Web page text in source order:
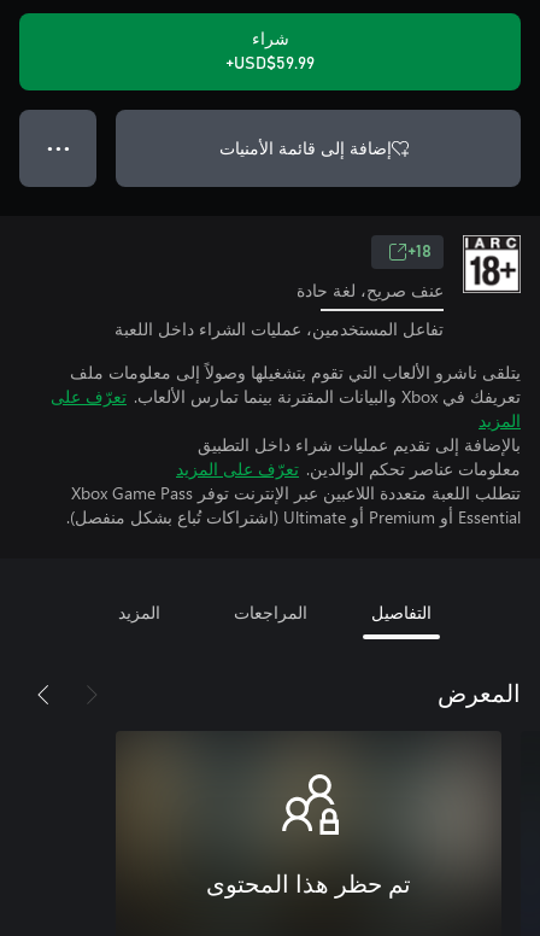
شراء
USD$59.99+
إضافة إلى قائمة الأمنيات ● ● ●
18+
عنف صريح، لغة حادة
تفاعل المستخدمين، عمليات الشراء داخل اللعبة
يتلقى ناشرو الألعاب التي تقوم بتشغيلها وصولاً إلى معلومات ملف
تعريفك في Xbox والبيانات المقترنة بينما تمارس الألعاب.
تعرّف على
المزيد
بالإضافة إلى تقديم عمليات شراء داخل التطبيق
معلومات عناصر تحكم الوالدين. تعرّف على المزيد
تتطلب اللعبة متعددة اللاعبين عبر الإنترنت توفر Xbox Game Pass
Essential أو Premium أو Ultimate (اشتراكات تُباع بشكل منفصل).
التفاصيل المراجعات المزيد
المعرض
تم حظر هذا المحتوى